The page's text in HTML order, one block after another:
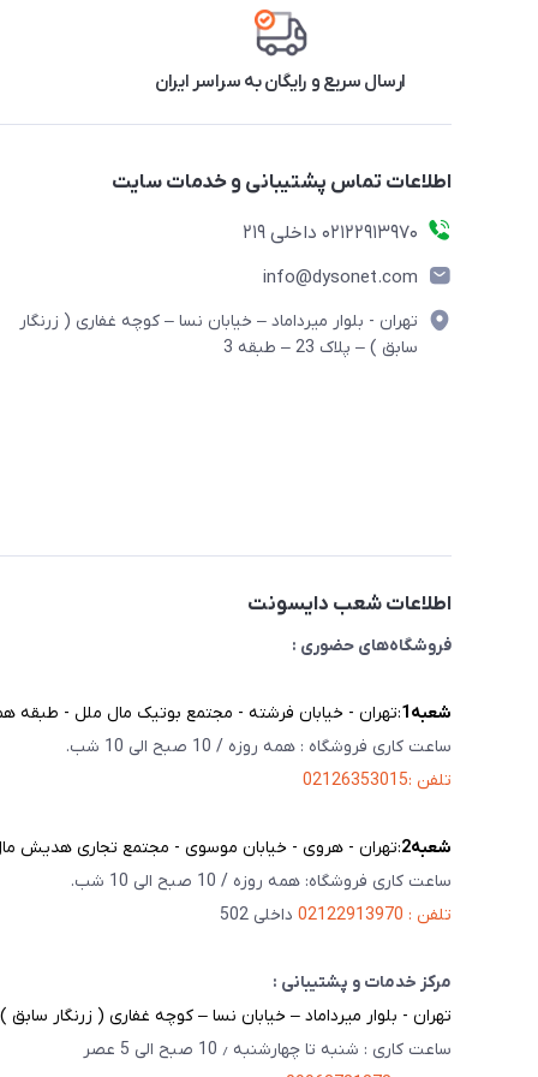
ارسال سریع و رایگان به سراسر ایران
اطلاعات تماس پشتیبانی و خدمات سایت
02122913970 داخلی 219
info@dysonet.com
تهران - بلوار میرداماد – خیابان نسا – کوچه غفاری ( زرنگار
سابق ) – پلاک 23 – طبقه 3
اطلاعات شعب دایسونت
فروشگاه‌های حضوری :
شعبه‌1 :تهران - خیابان فرشته - مجتمع بوتیک مال ملل - طبقه
ساعت کاری فروشگاه : همه روزه / 10 صبح الی 10 شب.
تلفن :02126353015
شعبه‌2 :تهران - هروی - خیابان موسوی - مجتمع تجاری هدیش مال
ساعت کاری فروشگاه: همه روزه / 10 صبح الی 10 شب.
تلفن : 02122913970
داخلی 502
مرکز خدمات و پشتیبانی :
تهران - بلوار میرداماد – خیابان نسا – کوچه غفاری ( زرنگار سابق ) – پلاک
ساعت کاری : شنبه تا چهارشنبه ٫ 10 صبح الی 5 عصر